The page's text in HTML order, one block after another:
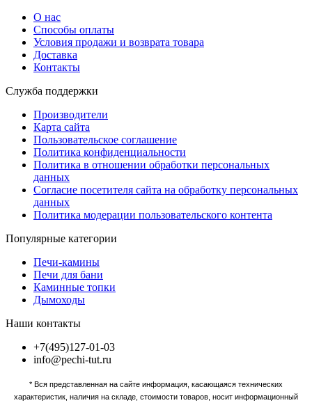
О нас
Способы оплаты
Условия продажи и возврата товара
Доставка
Контакты
Служба поддержки
Производители
Карта сайта
Пользовательское соглашение
Политика конфиденциальности
Политика в отношении обработки персональных
данных
Согласие посетителя сайта на обработку персональных
данных
Политика модерации пользовательского контента
Популярные категории
Печи-камины
Печи для бани
Каминные топки
Дымоходы
Наши контакты
+7(495)127-01-03
info@pechi-tut.ru
* Вся представленная на сайте информация, касающаяся технических
характеристик, наличия на складе, стоимости товаров, носит информационный